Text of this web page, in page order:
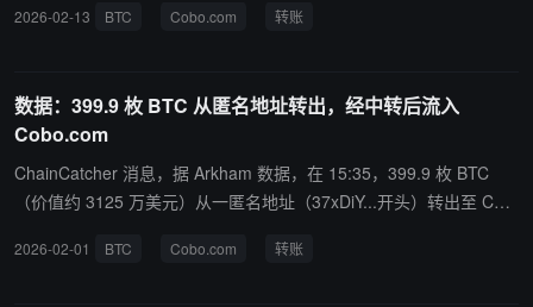
2026-02-13 BTC Cobo.com 转账
数据：399.9 枚 BTC 从匿名地址转出，经中转后流入
Cobo.com
ChainCatcher 消息，据 Arkham 数据，在 15:35，399.9 枚 BTC
（价值约 3125 万美元）从一匿名地址（37xDiY...开头）转出至 Cob
2026-02-01 BTC Cobo.com 转账